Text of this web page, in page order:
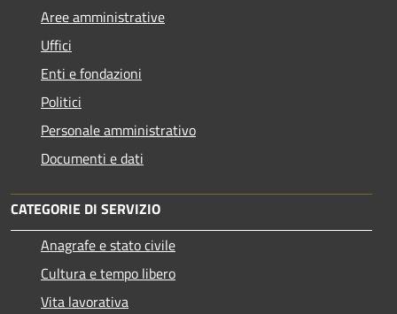
Aree amministrative
Uffici
Enti e fondazioni
Politici
Personale amministrativo
Documenti e dati
CATEGORIE DI SERVIZIO
Anagrafe e stato civile
Cultura e tempo libero
Vita lavorativa